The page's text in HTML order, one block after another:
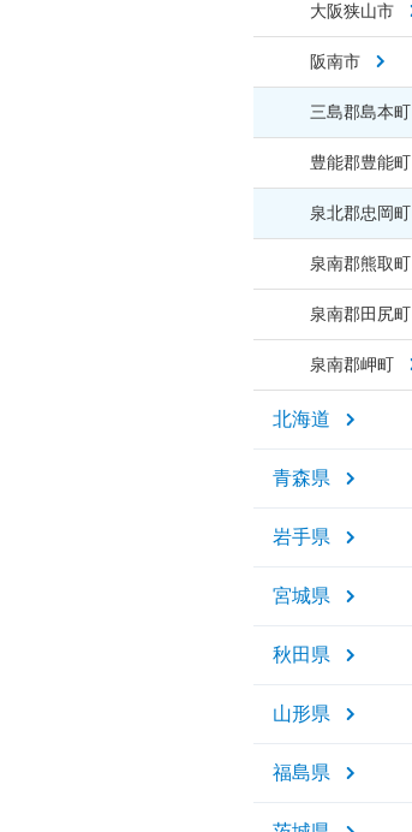
大阪狭山市
阪南市
三島郡島本町
豊能郡豊能町
泉北郡忠岡町
泉南郡熊取町
泉南郡田尻町
泉南郡岬町
北海道
青森県
岩手県
宮城県
秋田県
山形県
福島県